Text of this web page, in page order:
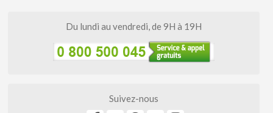
Du lundi au vendredi, de 9H à 19H
Suivez-nous